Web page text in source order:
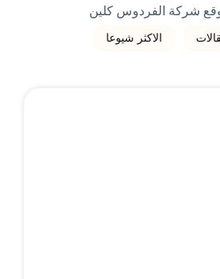
الفردوس كلين
الاكثر شيوعا